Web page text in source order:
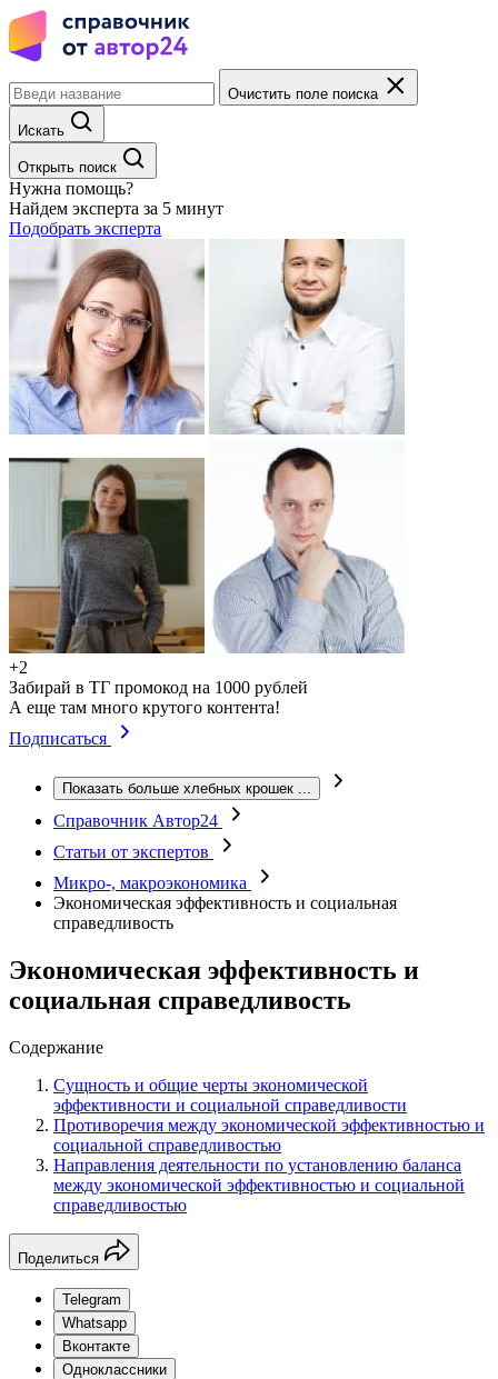
Очистить поле поиска
Искать
Открыть поиск
Нужна помощь?
Найдем эксперта за 5 минут
Подобрать эксперта
+2
Забирай в ТГ промокод на 1000 рублей
А еще там много крутого контента!
Подписаться
Показать больше хлебных крошек ...
Справочник Автор24
Статьи от экспертов
Микро-, макроэкономика
Экономическая эффективность и социальная
справедливость
Экономическая эффективность и
социальная справедливость
Содержание
Сущность и общие черты экономической
эффективности и социальной справедливости
Противоречия между экономической эффективностью и
социальной справедливостью
Направления деятельности по установлению баланса
между экономической эффективностью и социальной
справедливостью
Поделиться
Telegram
Whatsapp
Вконтакте
Одноклассники